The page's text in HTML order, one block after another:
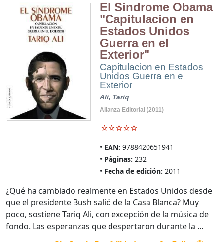
El Sindrome Obama
"Capitulacion en
Estados Unidos
Guerra en el
Exterior"
Capitulacion en Estados
Unidos Guerra en el
Exterior
Ali, Tariq
Alianza Editorial (2011)
EAN: 9788420651941
Páginas: 232
Fecha de edición: 2011
¿Qué ha cambiado realmente en Estados Unidos desde
que el presidente Bush salió de la Casa Blanca? Muy
poco, sostiene Tariq Ali, con excepción de la música de
fondo. Las esperanzas que despertaron durante la ...